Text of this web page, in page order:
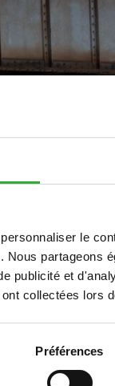
le
partageons
publicité et
collectées lors
Préférences